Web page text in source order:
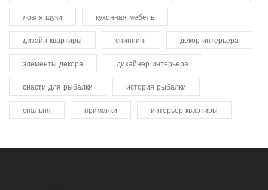
ловля щуки кухонная мебель
дизайн квартиры спиннинг декор интерьера
элементы декора дизайнер интерьера
снасти для рыбалки история рыбалки
спальня приманки интерьер квартиры